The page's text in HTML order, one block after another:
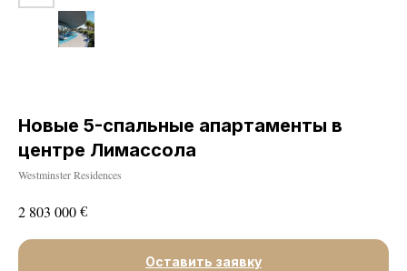
Новые 5-спальные апартаменты в
центре Лимассола
Westminster Residences
2 803 000€
Оставить заявку